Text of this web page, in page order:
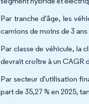
Par tranche d'âge, les
camions de moins de 3
Par classe de véhicule, la
devrait croître à un CAGR
Par secteur d'utilisation
part de 35,27 % en 2025,